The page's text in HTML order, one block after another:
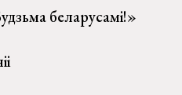
беларусамі!»